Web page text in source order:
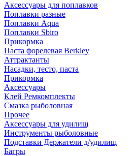
Аксессуары для поплавков
Поплавки разные
Поплавки Aqua
Поплавки Sbiro
Прикормка
Паста форелевая Berkley
Аттрактанты
Насадки, тесто, паста
Прикормка
Аксессуары
Клей Ремкомплекты
Смазка рыболовная
Прочее
Аксессуары для удилищ
Инструменты рыболовные
Подставки Держатели д/удилищ
Багры